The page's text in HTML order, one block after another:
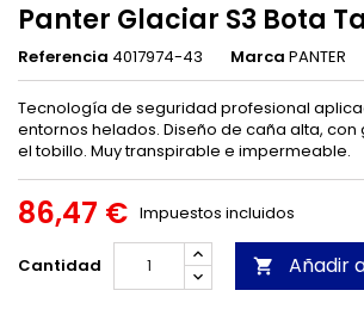
Panter Glaciar S3 Bota
Referencia 4017974-43 Marca PANTER
Tecnología de seguridad profesional
entornos helados. Diseño de caña alta,
el tobillo. Muy transpirable e impermeable.
86,47 € Impuestos incluidos
Cantidad  Añadir